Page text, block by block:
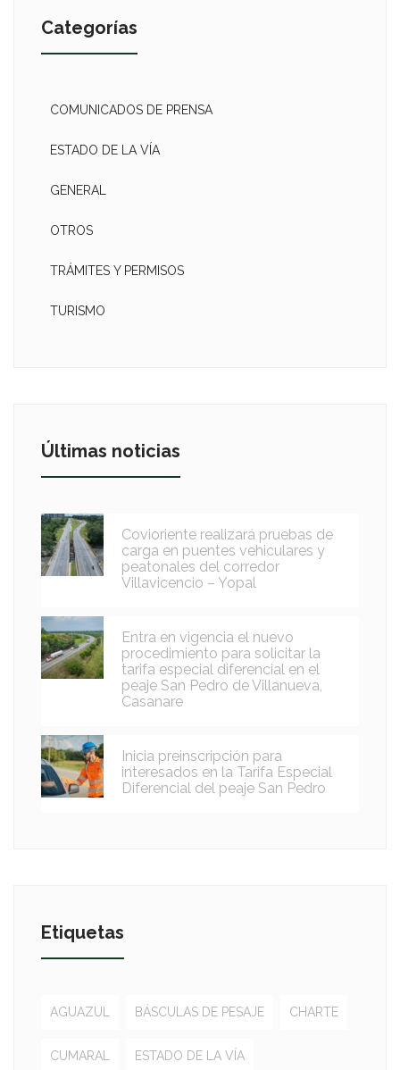
Categorías
COMUNICADOS DE PRENSA
ESTADO DE LA VÍA
GENERAL
OTROS
TRÁMITES Y PERMISOS
TURISMO
Últimas noticias
Covioriente realizará pruebas de
carga en puentes vehiculares y
peatonales del corredor
Villavicencio – Yopal
Entra en vigencia el nuevo
procedimiento para solicitar la
tarifa especial diferencial en el
peaje San Pedro de Villanueva,
Casanare
Inicia preinscripción para
interesados en la Tarifa Especial
Diferencial del peaje San Pedro
Etiquetas
AGUAZUL BÁSCULAS DE PESAJE CHARTE
CUMARAL ESTADO DE LA VÍA